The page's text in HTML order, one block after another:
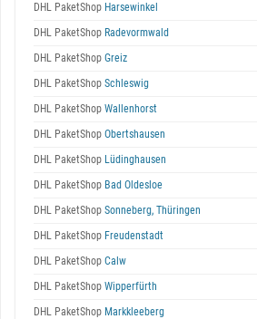
DHL PaketShop Harsewinkel
DHL PaketShop Radevormwald
DHL PaketShop Greiz
DHL PaketShop Schleswig
DHL PaketShop Wallenhorst
DHL PaketShop Obertshausen
DHL PaketShop Lüdinghausen
DHL PaketShop Bad Oldesloe
DHL PaketShop Sonneberg, Thüringen
DHL PaketShop Freudenstadt
DHL PaketShop Calw
DHL PaketShop Wipperfürth
DHL PaketShop Markkleeberg